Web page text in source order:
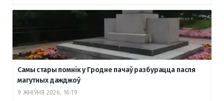
Самы стары помнік у Гродне пачаў разбурацца пасля
магутных дажджоў
9 ЖНІЎНЯ 2026, 16:19